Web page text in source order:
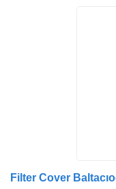
Filter Cover